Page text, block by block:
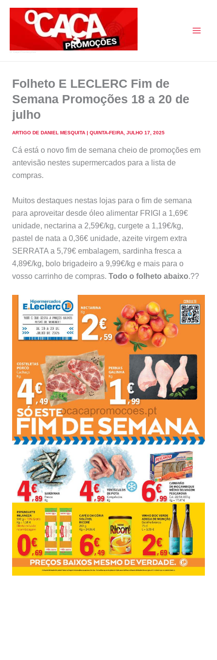
Folheto E LECLERC Fim de
Semana Promoções 18 a 20 de
julho
ARTIGO DE DANIEL MESQUITA | QUINTA-FEIRA, JULHO 17, 2025
Cá está o novo fim de semana cheio de promoções em
antevisão nestes supermercados para a lista de
compras.
Muitos destaques nestas lojas para o fim de semana
para aproveitar desde óleo alimentar FRIGI a 1,69€
unidade, nectarina a 2,59€/kg, curgete a 1,19€/kg,
pastel de nata a 0,36€ unidade, azeite virgem extra
SERRATA a 5,79€ embalagem, sardinha fresca a
4,89€/kg, bolo brigadeiro a 9,99€/kg e mais para o
vosso carrinho de compras. Todo o folheto abaixo.??